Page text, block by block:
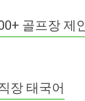
골프장 제
장 태국어